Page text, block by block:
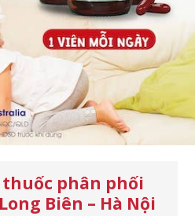
thuốc phân phối
Biên – Hà Nội